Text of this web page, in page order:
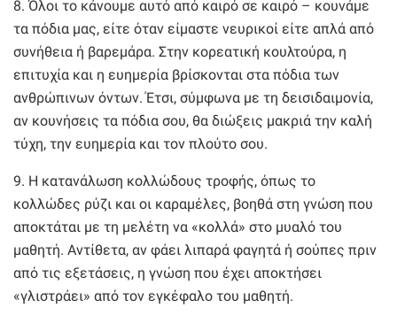
8. Όλοι το κάνουμε αυτό από καιρό σε καιρό – κουνάμε
τα πόδια μας, είτε όταν είμαστε νευρικοί είτε απλά από
συνήθεια ή βαρεμάρα. Στην κορεατική κουλτούρα, η
επιτυχία και η ευημερία βρίσκονται στα πόδια των
ανθρώπινων όντων. Έτσι, σύμφωνα με τη δεισιδαιμονία,
αν κουνήσεις τα πόδια σου, θα διώξεις μακριά την καλή
τύχη, την ευημερία και τον πλούτο σου.
9. Η κατανάλωση κολλώδους τροφής, όπως το
κολλώδες ρύζι και οι καραμέλες, βοηθά στη γνώση που
αποκτάται με τη μελέτη να «κολλά» στο μυαλό του
μαθητή. Αντίθετα, αν φάει λιπαρά φαγητά ή σούπες πριν
από τις εξετάσεις, η γνώση που έχει αποκτήσει
«γλιστράει» από τον εγκέφαλο του μαθητή.